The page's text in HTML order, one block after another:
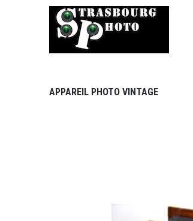
APPAREIL PHOTO VINTAGE